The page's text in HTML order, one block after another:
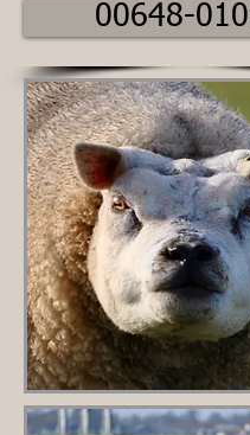
00648-